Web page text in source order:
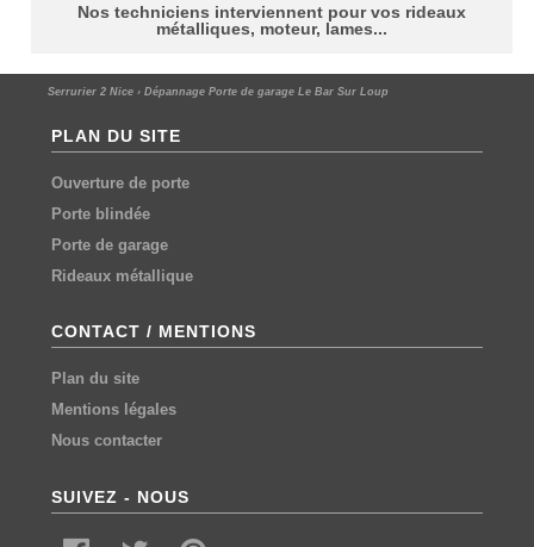
Nos techniciens interviennent pour vos rideaux
métalliques, moteur, lames...
Serrurier 2 Nice › Dépannage Porte de garage Le Bar Sur Loup
PLAN DU SITE
Ouverture de porte
Porte blindée
Porte de garage
Rideaux métallique
CONTACT / MENTIONS
Plan du site
Mentions légales
Nous contacter
SUIVEZ - NOUS